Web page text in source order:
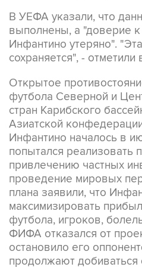
В УЕФА указали, что
выполнены, а "доверие к
Инфантино утеряно".
сохраняется", -
Открытое
футбола Северной и
стран Карибского
Азиатской
Инфантино началось в
попытался реализовать
привлечению частных
проведение мировых
плана заявили, что
максимизировать
футбола, игроков,
ФИФА отказался от
остановило его
продолжают добиваться